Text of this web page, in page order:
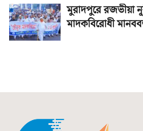
মুরাদপুরে রজভীয়া
মাদকবিরোধী